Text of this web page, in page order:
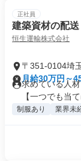
正社員
建築資材の配
恒生運輸株式会社
〒351-0104埼
月給30万円～
求めている人
【一つでも当
制服あり 業界未